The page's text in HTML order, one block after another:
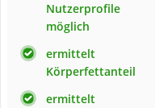
Nutzerprofile
möglich
ermittelt
Körperfettanteil
ermittelt